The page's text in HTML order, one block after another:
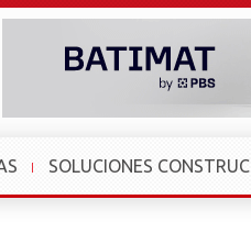
SOLUCIONES CONSTRUC